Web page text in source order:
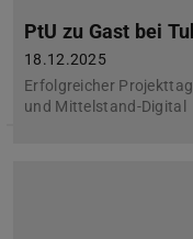
PtU zu Gast bei
18.12.2025
Erfolgreicher Projekttag
und Mittelstand-Digital